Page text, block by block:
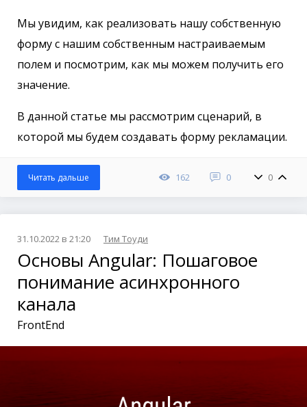
Мы увидим, как реализовать нашу собственную
форму с нашим собственным настраиваемым
полем и посмотрим, как мы можем получить его
значение.
В данной статье мы рассмотрим сценарий, в
которой мы будем создавать форму рекламации.
162 0 0
Читать дальше
31.10.2022 в 21:20 Тим Тоуди
Основы Angular: Пошаговое
понимание асинхронного
канала
FrontEnd